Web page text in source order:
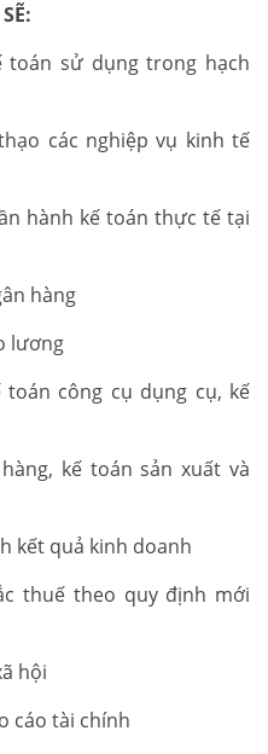
toán sử dụng trong hạch
các nghiệp vụ kinh tế
hành kế toán thực tế tại
hàng
lương
công cụ dụng cụ, kế
kế toán sản xuất và
kết quả kinh doanh
thuế theo quy định mới
hội
cáo tài chính